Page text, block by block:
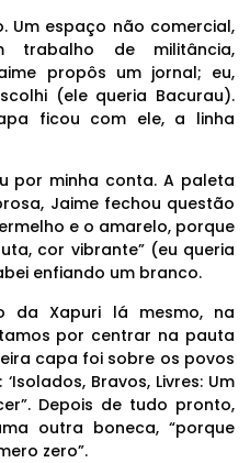
Um espaço não comercial,
trabalho de militância,
propôs um jornal; eu,
(ele queria Bacurau).
ficou com ele, a linha
por minha conta. A paleta
Jaime fechou questão
e o amarelo, porque
cor vibrante” (eu queria
enfiando um branco.
da Xapuri lá mesmo, na
por centrar na pauta
capa foi sobre os povos
Bravos, Livres: Um
Depois de tudo pronto,
outra boneca, “porque
zero”.